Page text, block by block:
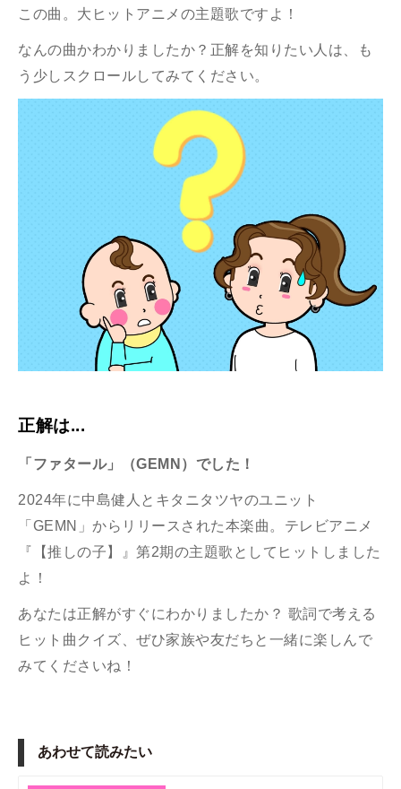
この曲。大ヒットアニメの主題歌ですよ！
なんの曲かわかりましたか？正解を知りたい人は、も
う少しスクロールしてみてください。
正解は...
「ファタール」（GEMN）でした！
2024年に中島健人とキタニタツヤのユニット
「GEMN」からリリースされた本楽曲。テレビアニメ
『【推しの子】』第2期の主題歌としてヒットしました
よ！
あなたは正解がすぐにわかりましたか？ 歌詞で考える
ヒット曲クイズ、ぜひ家族や友だちと一緒に楽しんで
みてくださいね！
あわせて読みたい